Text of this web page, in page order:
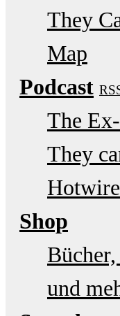
They
Map
Podcast
The
They
Hotwire
Shop
und